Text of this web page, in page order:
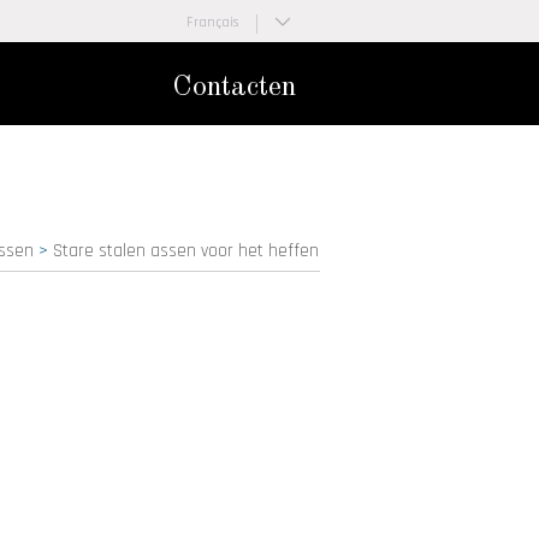
Français
Contacten
> Stare stalen assen voor het heffen